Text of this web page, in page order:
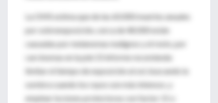
La OMS estima que de las 60.000 muertes anuales
por sobreexposición, cerca de 48.000 están
causadas por melanomas malignos y el resto, por
carcinomas en la piel. El informe recomienda
limitar el tiempo de exposición al sol, buscando la
sombra cuando los rayos son más intensos, y
emplear lociones protectoras con factor 15 o